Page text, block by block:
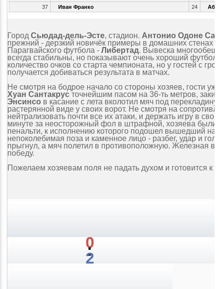
37
Иван Франко 24 Абу
Город Сьюдад-дель-Эсте, стадион. Антонио Одоне
прежний - дерзкий новичёк примеры в домашних стенах
Парагвайского футбола - Либертад. Вывеска
всегда стабильны, но показывают очень хороший
количество очков со старта чемпионата, но у гостей с
получается добиваться результата в матчах.
Не смотря на бодрое начало со стороны хозяев, гости
Хуан Сантакрусточнейшим пасом на 36-ть метров,
Энсинсо в касание с лета вколотил мяч под
растерянной виде у своих ворот. Не смотря на
нейтрализовать почти все их атаки, и держать игру в
минуте за неосторожный фол в штрафной, хозяева
пенальти, к исполнению которого подошел вышедший
непоколебимая поза и каменное лицо - разбег, удар и
прыгнул, а мяч полетил в противоположную. Железная
победу.
Пожелаем хозяевам поля не падать духом и готовится к
0
:
2